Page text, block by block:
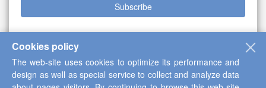
Subscribe
Copyright © 2013-2026 Scientific Cooperation Center "Interactive Plus"
Cookies policy
The web-site uses cookies to optimize its performance and
design as well as special service to collect and analyze data